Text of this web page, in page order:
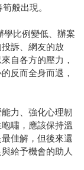
般出現。
學比例變低、辦案
訴、網友的放
自各方的壓力，
反而全身而退，
力、強化心理韌
嘯，應該保持溫
佳解，但後來還
給予機會的助人